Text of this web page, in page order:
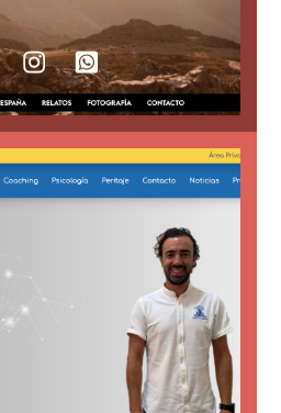
web con blog
en Don Benito
web para reconocido
de Don Benito, con
y prensa donde recoger
intervenciones.